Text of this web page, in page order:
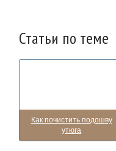
Статьи по теме
Как почистить подошву
утюга